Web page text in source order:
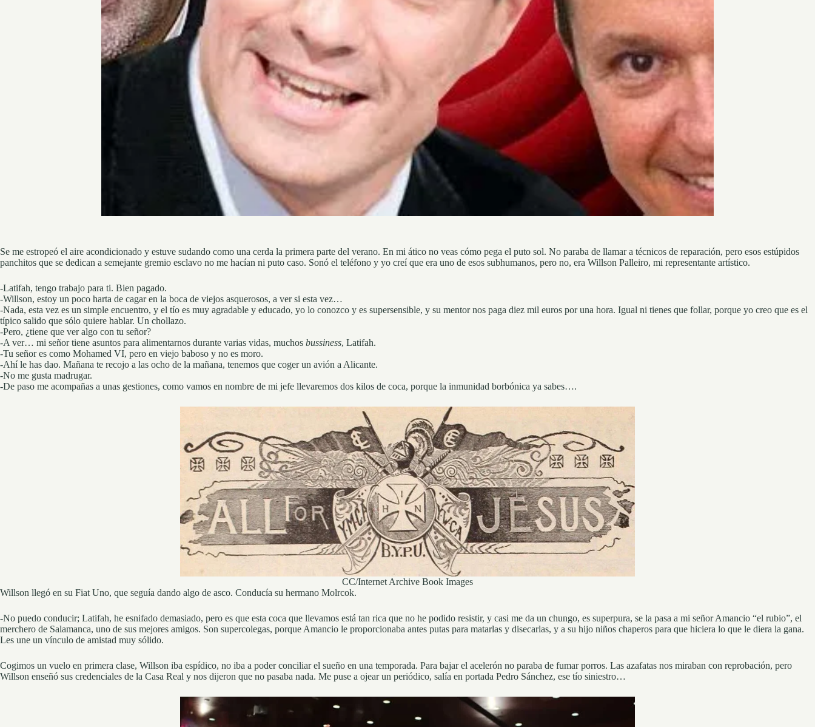
Se me estropeó el aire acondicionado y estuve sudando como una cerda la primera parte del verano. En mi ático no veas cómo pega el puto sol. No paraba de llamar a técnicos de reparación, pero esos estúpidos
panchitos que se dedican a semejante gremio esclavo no me hacían ni puto caso. Sonó el teléfono y yo creí que era uno de esos subhumanos, pero no, era Willson Palleiro, mi representante artístico.
-Latifah, tengo trabajo para ti. Bien pagado.
-Willson, estoy un poco harta de cagar en la boca de viejos asquerosos, a ver si esta vez…
-Nada, esta vez es un simple encuentro, y el tío es muy agradable y educado, yo lo conozco y es supersensible, y su mentor nos paga diez mil euros por una hora. Igual ni tienes que follar, porque yo creo que es el
típico salido que sólo quiere hablar. Un chollazo.
-Pero, ¿tiene que ver algo con tu señor?
-A ver… mi señor tiene asuntos para alimentarnos durante varias vidas, muchos bussiness, Latifah.
-Tu señor es como Mohamed VI, pero en viejo baboso y no es moro.
-Ahí le has dao. Mañana te recojo a las ocho de la mañana, tenemos que coger un avión a Alicante.
-No me gusta madrugar.
-De paso me acompañas a unas gestiones, como vamos en nombre de mi jefe llevaremos dos kilos de coca, porque la inmunidad borbónica ya sabes….
CC/Internet Archive Book Images
Willson llegó en su Fiat Uno, que seguía dando algo de asco. Conducía su hermano Molrcok.
-No puedo conducir; Latifah, he esnifado demasiado, pero es que esta coca que llevamos está tan rica que no he podido resistir, y casi me da un chungo, es superpura, se la pasa a mi señor Amancio “el rubio”, el
merchero de Salamanca, uno de sus mejores amigos. Son supercolegas, porque Amancio le proporcionaba antes putas para matarlas y disecarlas, y a su hijo niños chaperos para que hiciera lo que le diera la gana.
Les une un vínculo de amistad muy sólido.
Cogimos un vuelo en primera clase, Willson iba espídico, no iba a poder conciliar el sueño en una temporada. Para bajar el acelerón no paraba de fumar porros. Las azafatas nos miraban con reprobación, pero
Willson enseñó sus credenciales de la Casa Real y nos dijeron que no pasaba nada. Me puse a ojear un periódico, salía en portada Pedro Sánchez, ese tío siniestro…